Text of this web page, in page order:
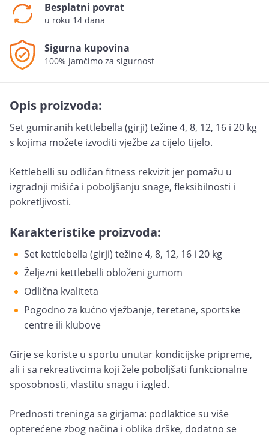
Besplatni povrat
u roku 14 dana
Sigurna kupovina
100% jamčimo za sigurnost
Opis proizvoda:
Set gumiranih kettlebella (girji) težine 4, 8, 12, 16 i 20 kg
s kojima možete izvoditi vježbe za cijelo tijelo.
Kettlebelli su odličan fitness rekvizit jer pomažu u
izgradnji mišića i poboljšanju snage, fleksibilnosti i
pokretljivosti.
Karakteristike proizvoda:
Set kettlebella (girji) težine 4, 8, 12, 16 i 20 kg
Željezni kettlebelli obloženi gumom
Odlična kvaliteta
Pogodno za kućno vježbanje, teretane, sportske
centre ili klubove
Girje se koriste u sportu unutar kondicijske pripreme,
ali i sa rekreativcima koji žele poboljšati funkcionalne
sposobnosti, vlastitu snagu i izgled.
Prednosti treninga sa girjama: podlaktice su više
opterećene zbog načina i oblika drške, dodatno se